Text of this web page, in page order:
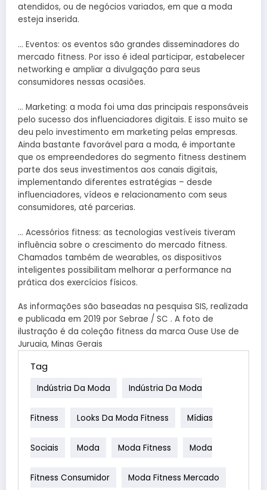
atendidos, ou de negócios variados, em que a moda
esteja inserida.
… Eventos: os eventos são grandes disseminadores do
mercado fitness. Por isso é ideal participar, estabelecer
networking e ampliar a divulgação para seus
consumidores nessas ocasiões.
… Marketing: a moda foi uma das principais responsáveis
pelo sucesso dos influenciadores digitais. E isso muito se
deu pelo investimento em marketing pelas empresas.
Ainda bastante favorável para a moda, é importante
que os empreendedores do segmento fitness destinem
parte dos seus investimentos aos canais digitais,
implementando diferentes estratégias – desde
influenciadores, vídeos e relacionamento com seus
consumidores, até parcerias.
… Acessórios fitness: as tecnologias vestíveis tiveram
influência sobre o crescimento do mercado fitness.
Chamados também de wearables, os dispositivos
inteligentes possibilitam melhorar a performance na
prática dos exercícios físicos.
As informações são baseadas na pesquisa SIS, realizada
e publicada em 2019 por Sebrae / SC . A foto de
ilustração é da coleção fitness da marca Ouse Use de
Juruaia, Minas Gerais
Tag
Indústria Da Moda Indústria Da Moda
Fitness Looks Da Moda Fitness Mídias
Sociais Moda Moda Fitness Moda
Fitness Consumidor Moda Fitness Mercado